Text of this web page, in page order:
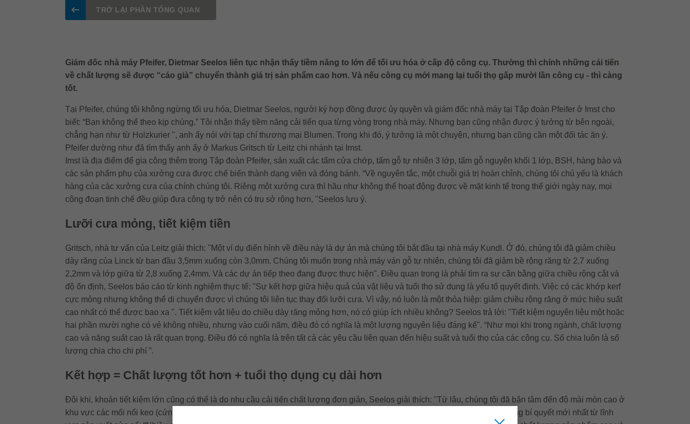
TRỞ LẠI PHẦN TỔNG QUAN
Giám đốc nhà máy Pfeifer, Dietmar Seelos liên tục nhận thấy tiềm năng to lớn để tối ưu hóa ở cấp độ công cụ. Thường thì chính những cải tiến
về chất lượng sẽ được “cáo già” chuyển thành giá trị sản phẩm cao hơn. Và nếu công cụ mới mang lại tuổi thọ gấp mười lần công cụ - thì càng
tốt.
Tại Pfeifer, chúng tôi không ngừng tối ưu hóa, Dietmar Seelos, người ký hợp đồng được ủy quyền và giám đốc nhà máy tại Tập đoàn Pfeifer ở Imst cho
biết: “Bạn không thể theo kịp chúng.” Tôi nhận thấy tiềm năng cải tiến qua từng vòng trong nhà máy. Nhưng bạn cũng nhận được ý tưởng từ bên ngoài,
chẳng hạn như từ Holzkurier ", anh ấy nói với tạp chí thương mại Blumen. Trong khi đó, ý tưởng là một chuyện, nhưng bạn cũng cần một đối tác ăn ý.
Pfeifer dường như đã tìm thấy anh ấy ở Markus Gritsch từ Leitz chi nhánh tại Imst.
Imst là địa điểm để gia công thêm trong Tập đoàn Pfeifer, sản xuất các tấm cửa chớp, tấm gỗ tự nhiên 3 lớp, tấm gỗ nguyên khối 1 lớp, BSH, hàng bào và
các sản phẩm phụ của xưởng cưa được chế biến thành dạng viên và đóng bánh. “Về nguyên tắc, một chuỗi giá trị hoàn chỉnh, chúng tôi chủ yếu là khách
hàng của các xưởng cưa của chính chúng tôi. Riêng một xưởng cưa thì hầu như không thể hoạt động được về mặt kinh tế trong thế giới ngày nay, mọi
công đoạn tinh chế đều giúp đưa công ty trở nên có trụ sở rộng hơn, "Seelos lưu ý.
Lưỡi cưa mỏng, tiết kiệm tiền
Gritsch, nhà tư vấn của Leitz giải thích: "Một ví dụ điển hình về điều này là dự án mà chúng tôi bắt đầu tại nhà máy Kundl. Ở đó, chúng tôi đã giảm chiều
dày răng của Linck từ ban đầu 3,5mm xuống còn 3,0mm. Chúng tôi muốn trong nhà máy ván gỗ tự nhiên, chúng tôi đã giảm bề rộng răng từ 2,7 xuống
2,2mm và lớp giữa từ 2,8 xuống 2,4mm. Và các dự án tiếp theo đang được thực hiện". Điều quan trọng là phải tìm ra sự cân bằng giữa chiều rộng cắt và
độ ổn định, Seelos báo cáo từ kinh nghiệm thực tế: "Sự kết hợp giữa hiệu quả của vật liệu và tuổi thọ sử dụng là yếu tố quyết định. Việc có các khớp kerf
cực mỏng nhưng không thể di chuyển được vì chúng tôi liên tục thay đổi lưỡi cưa. Vì vậy, nó luôn là một thỏa hiệp: giảm chiều rộng răng ở mức hiệu suất
cao nhất có thể được bao xa ". Tiết kiệm vật liệu do chiều dày răng mỏng hơn, nó có giúp ích nhiều không? Seelos trả lời: "Tiết kiệm nguyên liệu một hoặc
hai phần mười nghe có vẻ không nhiều, nhưng vào cuối năm, điều đó có nghĩa là một lượng nguyên liệu đáng kể". “Như mọi khi trong ngành, chất lượng
cao và năng suất cao là rất quan trọng. Điều đó có nghĩa là trên tất cả các yêu cầu liên quan đến hiệu suất và tuổi thọ của các công cụ. Số chia luôn là số
lượng chia cho chi phí ”.
Kết hợp = Chất lượng tốt hơn + tuổi thọ dụng cụ dài hơn
Đôi khi, khoản tiết kiệm lớn cũng có thể là do nhu cầu cải tiến chất lượng đơn giản, Seelos giải thích: "Từ lâu, chúng tôi đã bận tâm đến độ mài mòn cao ở
khu vực các mối nối keo (cứng) và dẫn đến chất lượng cạnh kém của các tấm cửa chớp" . Leitz đã giải quyết vấn đề này bằng bí quyết mới nhất từ ​​lĩnh